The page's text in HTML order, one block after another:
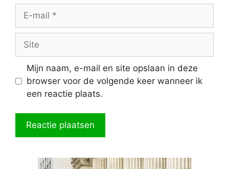
mail
Mijn naam, e-mail en site opslaan in deze
browser voor de volgende keer wanneer ik
een reactie plaats.